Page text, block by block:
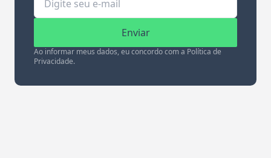
Enviar
Ao informar meus dados, eu concordo com a Política de
Privacidade.